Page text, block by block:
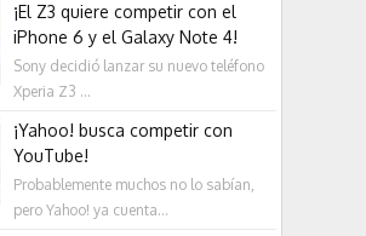
¡El Z3 quiere competir con el
iPhone 6 y el Galaxy Note 4!
Sony decidió lanzar su nuevo teléfono
Xperia Z3 ...
¡Yahoo! busca competir con
YouTube!
Probablemente muchos no lo sabían,
pero Yahoo! ya cuenta...